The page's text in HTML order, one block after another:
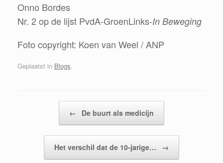
Onno Bordes
Nr. 2 op de lijst PvdA-GroenLinks-In Beweging
Foto copyright: Koen van Weel / ANP
Geplaatst in Blogs.
← De buurt als medicijn
Het verschil dat de 10-jarige… →